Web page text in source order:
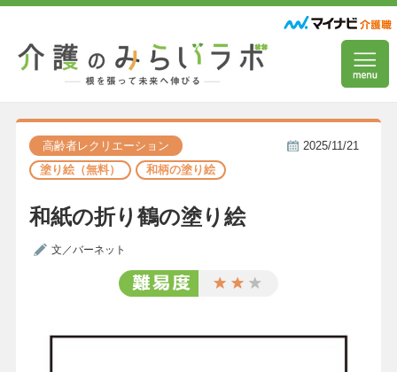
高齢者レクリエーション
塗り絵（無料）
和柄の塗り絵
2025/11/21
和紙の折り鶴の塗り絵
文／バーネット